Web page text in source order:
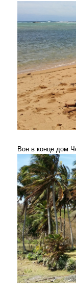
Вон в конце дом